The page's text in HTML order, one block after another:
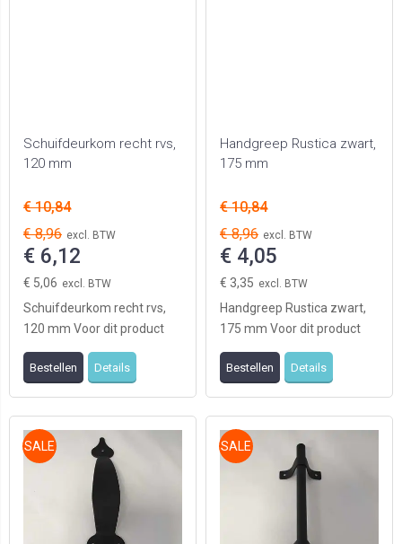
Schuifdeurkom recht rvs,
120 mm
€ 6,12
€ 5,06
€ 10,84
€ 8,96
Schuifdeurkom recht rvs,
120 mm Voor dit product
geldt OP=OP
Bestellen Details
Handgreep Rustica zwart,
175 mm
€ 4,05
€ 3,35
€ 10,84
€ 8,96
Handgreep Rustica zwart,
175 mm Voor dit product
geldt OP=OP
Bestellen Details
SALE SALE